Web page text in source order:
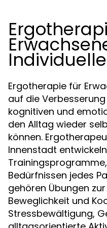
Ergotherapie für
auf die
kognitiven und
den Alltag wieder
können.
Innenstadt
Bedürfnissen jedes
gehören Übungen
Beweglichkeit und
Stressbewältigung,